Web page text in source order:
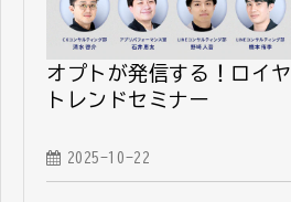
オプトが発信する！ロイ
トレンドセミナー
2025-10-22